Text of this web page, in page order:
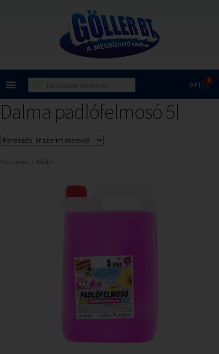
0Ft 0
Dalma padlófelmosó 5l
Összesen 1 találat